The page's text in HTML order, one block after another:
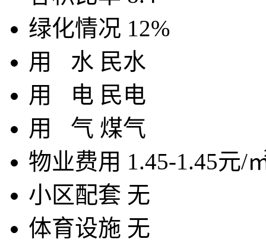
绿化情况 12%
用 水 民水
用
电 民电
用 气 煤气
物业费用 1.45-1.45元/
小区配套 无
体育设施 无